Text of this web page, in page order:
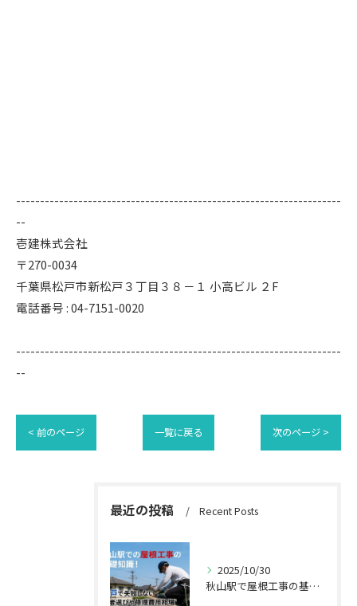
--------------------------------------------------------------------
--
壱建株式会社
〒270-0034
千葉県松戸市新松戸３丁目３８－１ 小高ビル ２F
電話番号 : 04-7151-0020
--------------------------------------------------------------------
--
< 前のページ 一覧に戻る 次のページ >
最近の投稿 Recent Posts
2025/10/30
秋山駅で屋根工事の基礎知識と修理費用相場｜松戸で失敗しない業者選びなど